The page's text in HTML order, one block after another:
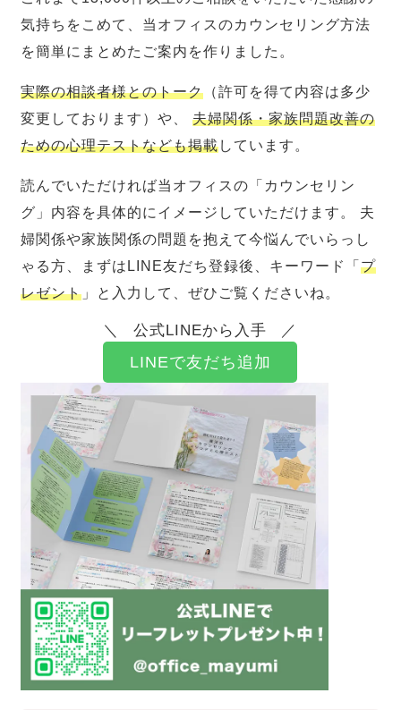
気持ちをこめて、当オフィスのカウンセリング方法
を簡単にまとめたご案内を作りました。
実際の相談者様とのトーク （許可を得て内容は多少
変更しております）や、夫婦関係・家族問題改善の
ための心理テストなども掲載しています。
読んでいただければ当オフィスの「カウンセリン
グ」内容を具体的にイメージしていただけます。 夫
婦関係や家族関係の問題を抱えて今悩んでいらっし
ゃる方、まずはLINE友だち登録後、キーワード「プ
レゼント 」と入力して、ぜひご覧くださいね。
公式LINEから入手
LINEで友だち追加